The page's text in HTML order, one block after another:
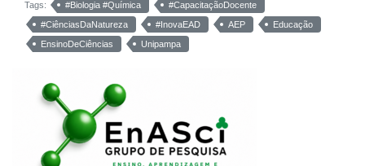
Tags: #Biologia #Química
#CapacitaçãoDocente
#CiênciasDaNatureza
#InovaEAD AEP
Educação
EnsinoDeCiências
Unipampa